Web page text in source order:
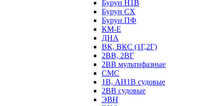
Бурун Н1В
Бурун СХ
Бурун ПФ
КМ-Е
ДНА
ВК, ВКС (1Г,2Г)
2ВВ, 2ВГ
2ВВ мультифазные
СМС
1В, АН1В судовые
2ВВ судовые
ЭВН